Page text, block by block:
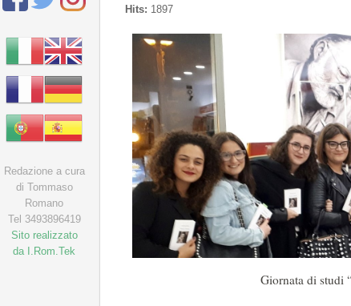
Hits: 1897
Giornata di studi
Redazione a cura
di Tommaso
Romano
Tel 3493896419
Sito realizzato
da I.Rom.Tek